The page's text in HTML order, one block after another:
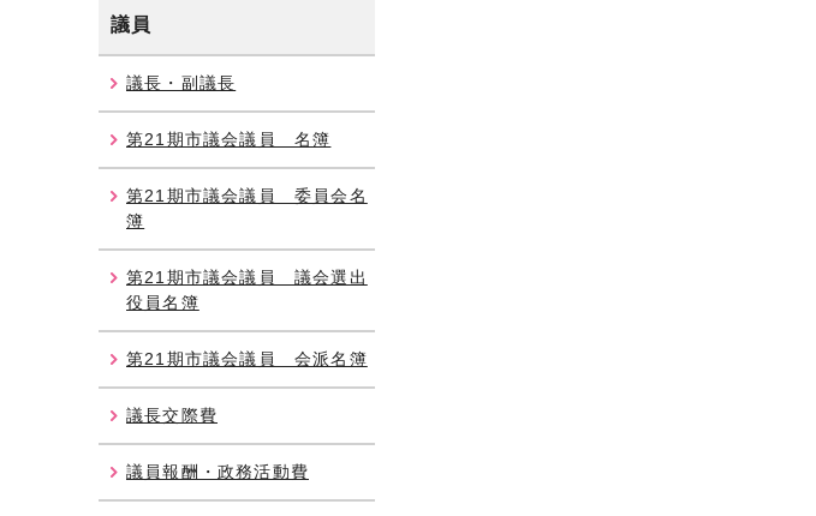
議員
議長・副議長
第21期市議会議員 名簿
第21期市議会議員 委員会名
簿
第21期市議会議員 議会選出
役員名簿
第21期市議会議員 会派名簿
議長交際費
議員報酬・政務活動費